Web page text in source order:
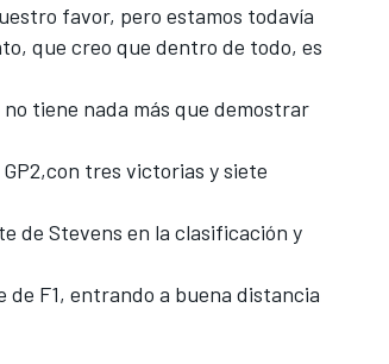
favor, pero estamos todavía
que creo que dentro de todo, es
tiene nada más que demostrar
tres victorias y siete
de Stevens en la clasificación y
de F1, entrando a buena distancia